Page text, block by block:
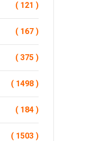
( 121 )
( 167 )
( 375 )
( 1498 )
( 184 )
( 1503 )